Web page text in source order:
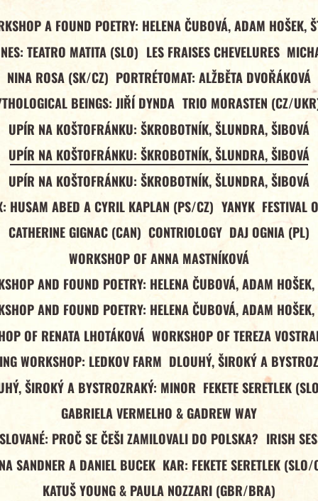
A FOUND POETRY: HELENA ČUBOVÁ, ADAM HOŠEK,
TEATRO MATITA (SLO) LES FRAISES CHEVELURES
NINA ROSA (SK/CZ) PORTRÉTOMAT: ALŽBĚTA DVOŘÁKOVÁ
BEINGS: JIŘÍ DYNDA TRIO MORASTEN (CZ/
UPÍR NA KOŠTOFRÁNKU: ŠKROBOTNÍK, ŠLUNDRA, ŠIBOVÁ
UPÍR NA KOŠTOFRÁNKU: ŠKROBOTNÍK, ŠLUNDRA, ŠIBOVÁ
UPÍR NA KOŠTOFRÁNKU: ŠKROBOTNÍK, ŠLUNDRA, ŠIBOVÁ
HUSAM ABED A CYRIL KAPLAN (PS/CZ) YANYK FESTIVAL
CATHERINE GIGNAC (CAN) CONTRIOLOGY DAJ OGNIA (PL)
WORKSHOP OF ANNA MASTNÍKOVÁ
AND FOUND POETRY: HELENA ČUBOVÁ, ADAM
AND FOUND POETRY: HELENA ČUBOVÁ, ADAM
OF RENATA LHOTÁKOVÁ WORKSHOP OF TEREZA
WORKSHOP: LEDKOV FARM DLOUHÝ, ŠIROKÝ A
ŠIROKÝ A BYSTROZRAKÝ: MINOR FEKETE SERETLEK
GABRIELA VERMELHO & GADREW WAY
PROČ SE ČEŠI ZAMILOVALI DO POLSKA? IRISH
SANDNER A DANIEL BUCEK KAR: FEKETE SERETLEK (SLO/
KATUŠ YOUNG & PAULA NOZZARI (GBR/BRA)